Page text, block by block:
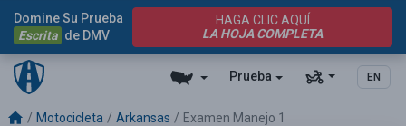
Prueba EN
Domine Su Prueba
Escrita de DMV
HAGA CLIC AQUÍ
LA HOJA COMPLETA
Motocicleta Arkansas Examen Manejo 1